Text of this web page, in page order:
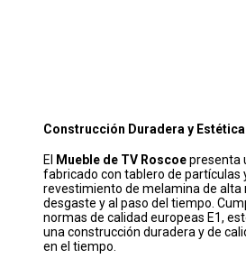
Construcción Duradera y Estética
El Mueble de TV Roscoepresenta
fabricado con tablero de partículas
revestimiento de melamina de alta
desgaste y al paso del tiempo.
normas de calidad europeas E1,
una construcción duradera y de
en el tiempo.